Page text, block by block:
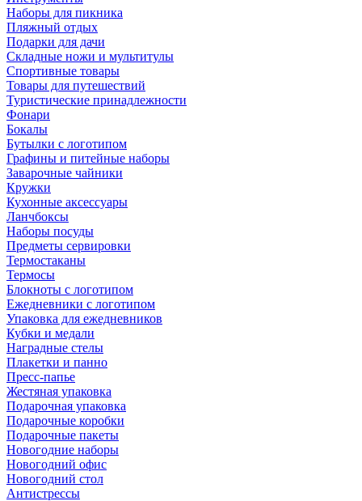
Наборы для пикника
Пляжный отдых
Подарки для дачи
Складные ножи и мультитулы
Спортивные товары
Товары для путешествий
Туристические принадлежности
Фонари
Бокалы
Бутылки с логотипом
Графины и питейные наборы
Заварочные чайники
Кружки
Кухонные аксессуары
Ланчбоксы
Наборы посуды
Предметы сервировки
Термостаканы
Термосы
Блокноты с логотипом
Ежедневники с логотипом
Упаковка для ежедневников
Кубки и медали
Наградные стелы
Плакетки и панно
Пресс-папье
Жестяная упаковка
Подарочная упаковка
Подарочные коробки
Подарочные пакеты
Новогодние наборы
Новогодний офис
Новогодний стол
Антистрессы